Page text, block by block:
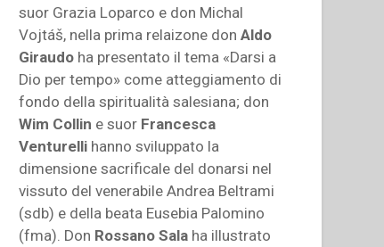
suor Grazia Loparco e don Michal
Vojtáš, nella prima relaizone donAldo
Giraudo ha presentato il tema «Darsi a
Dio per tempo» come atteggiamento di
fondo della spiritualità salesiana; don
Wim Collin e suor Francesca
Venturelli hanno sviluppato la
dimensione sacrificale del donarsi nel
vissuto del venerabile Andrea Beltrami
(sdb) e della beata Eusebia Palomino
(fma). Don Rossano Sala ha illustrato